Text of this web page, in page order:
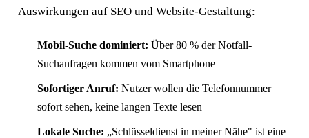
Auswirkungen auf SEO und Website-Gestaltung:
Mobil-Suche dominiert: Über 80 % der Notfall-
Suchanfragen kommen vom Smartphone
Sofortiger Anruf: Nutzer wollen die Telefonnummer
sofort sehen, keine langen Texte lesen
Lokale Suche: „Schlüsseldienst in meiner Nähe" ist eine